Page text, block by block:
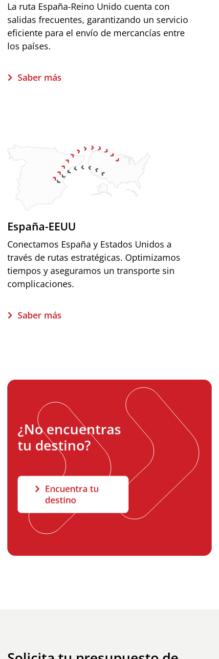
La ruta España-Reino Unido cuenta con
salidas frecuentes, garantizando un servicio
eficiente para el envío de mercancías entre
los países.
Saber más
España-EEUU
Conectamos España y Estados Unidos a
través de rutas estratégicas. Optimizamos
tiempos y aseguramos un transporte sin
complicaciones.
Saber más
¿No encuentras
tu destino?
Encuentra tu
destino